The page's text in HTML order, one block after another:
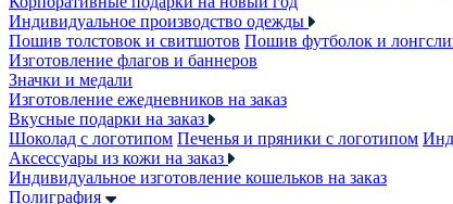
Индивидуальное производство одежды
Пошив толстовок и свитшотов Пошив футболок и
Изготовление флагов и баннеров
Значки и медали
Изготовление ежедневников на заказ
Вкусные подарки на заказ
Шоколад с логотипом Печенья и пряники с логотипом
Аксессуары из кожи на заказ
Индивидуальное изготовление кошельков на заказ
Полиграфия